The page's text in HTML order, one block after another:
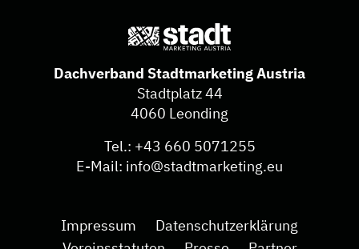
Dachverband Stadtmarketing Austria
Stadtplatz 44
4060 Leonding
Tel.: +43 660 5071255
E-Mail: info@stadtmarketing.eu
Impressum
Datenschutzerklärung